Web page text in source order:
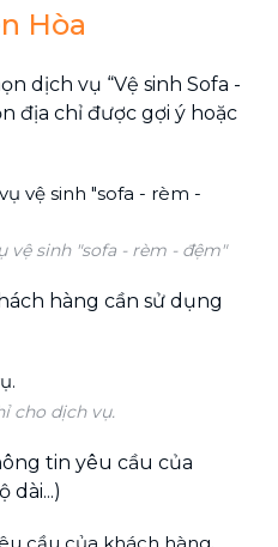
Hòa
dịch vụ “Vệ sinh Sofa -
địa chỉ được gợi ý hoặc
vệ sinh "sofa - rèm - đệm"
hàng cần sử dụng
cho dịch vụ.
tin yêu cầu của
dài...)